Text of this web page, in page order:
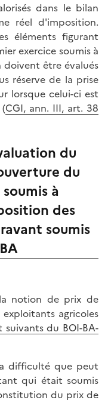
dans le bilan
réel d'imposition.
éléments figurant
exercice soumis à
être évalués
réserve de la prise
lorsque celui-ci est
CGI, ann. III, art. 38
du
du
à
des
soumis
notion de prix de
agricoles
suivants du BOI-BA-
difficulté que peut
qui était soumis
du prix de